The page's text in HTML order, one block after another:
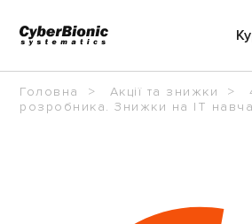
Головна Акції та знижки
розробника. Знижки на IT